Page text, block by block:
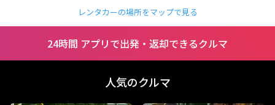
レンタカーの場所をマップで見る
24時間 アプリで出発・返却できるクルマ
人気のクルマ